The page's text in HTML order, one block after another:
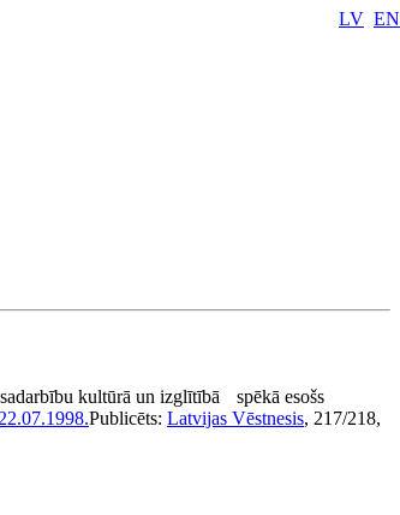
LV EN
kultūrā un izglītībā
spēkā esošs
22.07.1998.Publicēts: Latvijas Vēstnesis, 217/218,